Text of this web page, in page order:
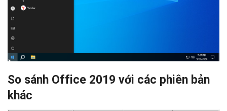
So sánh Office 2019 với các phiên bản
khác